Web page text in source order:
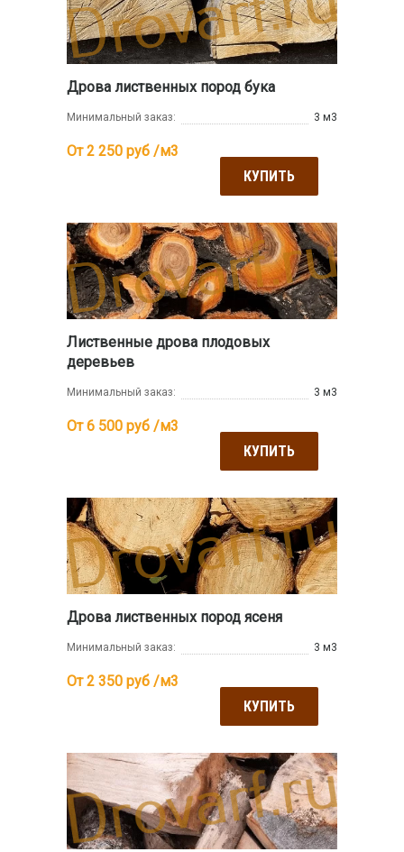
Дрова лиственных пород бука
Минимальный заказ: 3 м3
От 2 250 руб /м3
КУПИТЬ
Лиственные дрова плодовых
деревьев
Минимальный заказ: 3 м3
От 6 500 руб /м3
КУПИТЬ
Дрова лиственных пород ясеня
Минимальный заказ: 3 м3
От 2 350 руб /м3
КУПИТЬ